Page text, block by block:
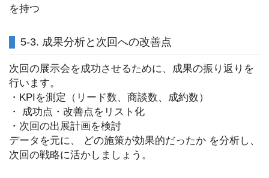
を持つ
5-3. 成果分析と次回への改善点
次回の展示会を成功させるために、成果の振り返りを
行います。
・KPIを測定（リード数、商談数、成約数）
・ 成功点・改善点をリスト化
・次回の出展計画を検討
データを元に、 どの施策が効果的だったか を分析し、
次回の戦略に活かしましょう。